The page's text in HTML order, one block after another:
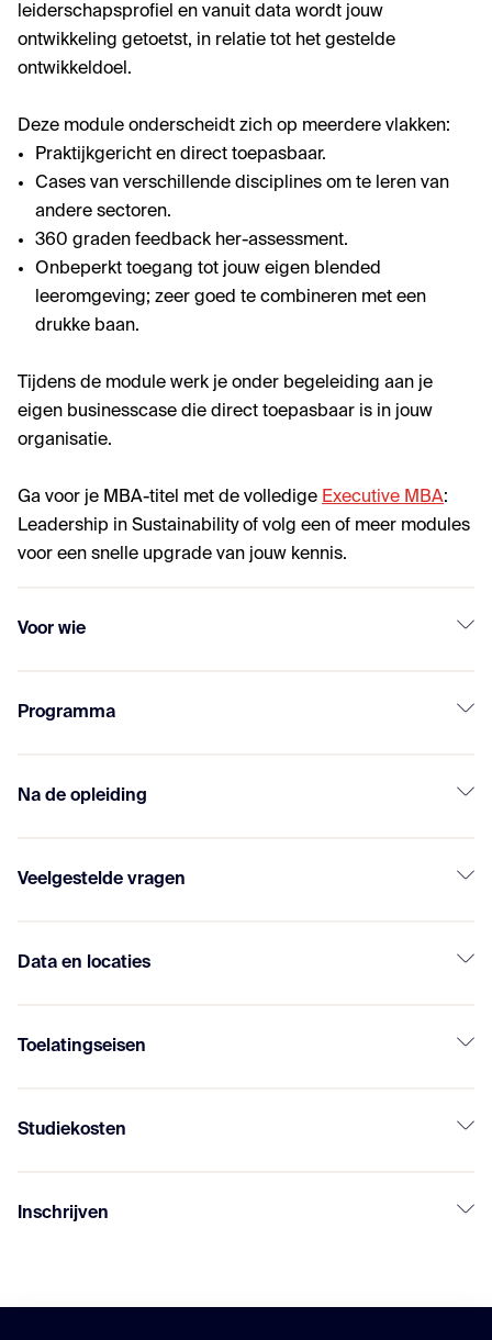
leiderschapsprofiel en vanuit data wordt jouw
ontwikkeling getoetst, in relatie tot het gestelde
ontwikkeldoel.
Deze module onderscheidt zich op meerdere vlakken:
Praktijkgericht en direct toepasbaar.
Cases van verschillende disciplines om te leren van
andere sectoren.
360 graden feedback her-assessment.
Onbeperkt toegang tot jouw eigen blended
leeromgeving; zeer goed te combineren met een
drukke baan.
Tijdens de module werk je onder begeleiding aan je
eigen businesscase die direct toepasbaar is in jouw
organisatie.
Ga voor je MBA-titel met de volledige Executive MBA:
Leadership in Sustainability of volg een of meer modules
voor een snelle upgrade van jouw kennis.
Voor wie
Programma
Na de opleiding
Veelgestelde vragen
Data en locaties
Toelatingseisen
Studiekosten
Inschrijven